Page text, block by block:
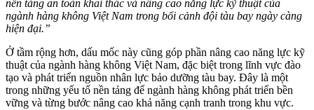
nền tảng an toàn khai thác và nâng cao năng lực kỹ thuật của
ngành hàng không Việt Nam trong bối cảnh đội tàu bay ngày càng
hiện đại.”
Ở tầm rộng hơn, dấu mốc này cũng góp phần nâng cao năng lực kỹ
thuật của ngành hàng không Việt Nam, đặc biệt trong lĩnh vực đào
tạo và phát triển nguồn nhân lực bảo dưỡng tàu bay. Đây là một
trong những yếu tố nền tảng để ngành hàng không phát triển bền
vững và từng bước nâng cao khả năng cạnh tranh trong khu vực.